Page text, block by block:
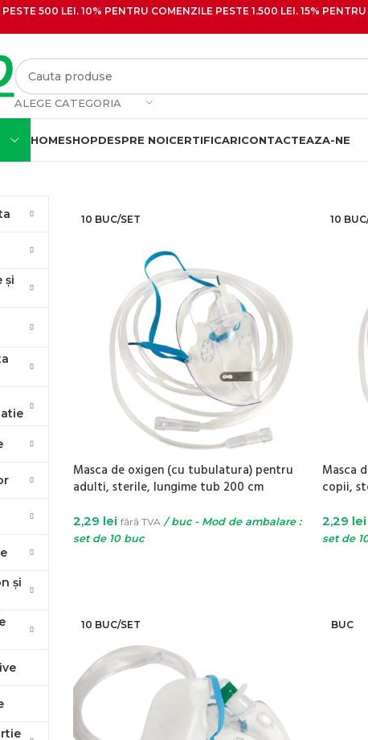
500 LEI. 10% PENTRU COMENZILE PESTE 1.500 LEI. 15%
ALEGE CATEGORIA
HOMESHOPDESPRE NOICERTIFICARICONTACTEAZA-NE
și
și
10 BUC/SET
Masca de oxigen (cu tubulatura) pentru
adulti, sterile, lungime tub 200 cm
2,29 lei fără TVA / buc - Mod de ambalare :
set de 10 buc
10
Masca
copii,
2,29 lei
set de
10 BUC/SET BUC